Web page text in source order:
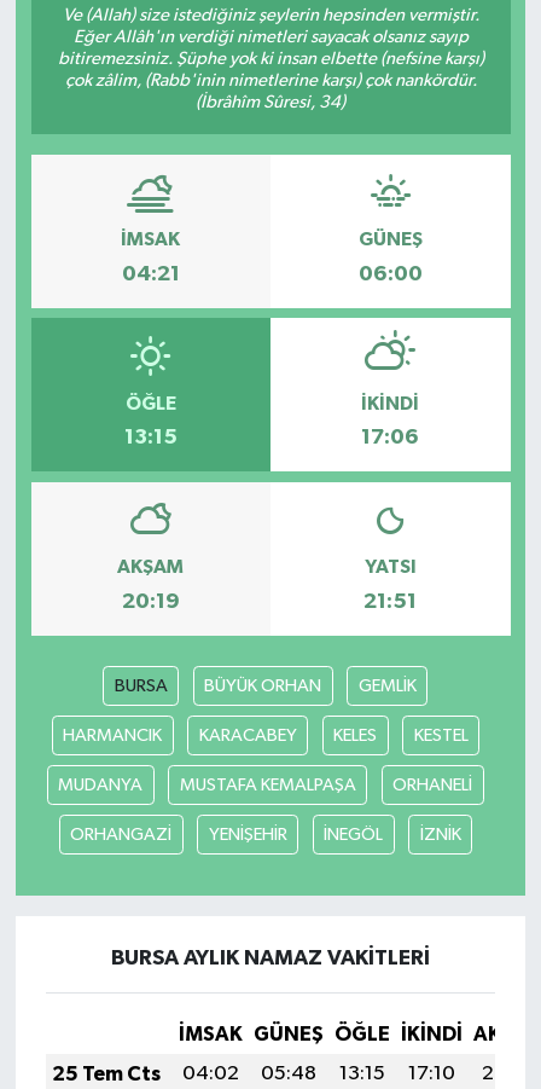
Ve (Allah) size istediğiniz şeylerin hepsinden vermiştir.
Eğer Allâh'ın verdiği nimetleri sayacak olsanız sayıp
bitiremezsiniz. Şüphe yok ki insan elbette (nefsine karşı)
çok zâlim, (Rabb'inin nimetlerine karşı) çok nankördür.
(İbrâhîm Sûresi, 34)
İMSAK
04:21
GÜNEŞ
06:00
ÖĞLE
13:15
İKINDI
17:06
AKŞAM
20:19
YATSI
21:51
BURSA BÜYÜK ORHAN GEMLİK
HARMANCIK KARACABEY KELES KESTEL
MUDANYA MUSTAFA KEMALPAŞA ORHANELİ
ORHANGAZİ YENİŞEHİR İNEGÖL İZNİK
BURSA AYLIK NAMAZ VAKITLERI
İMSAK GÜNEŞ ÖĞLE İKINDI
25 Tem Cts
04:02 05:48 13:15 17:10
20:33